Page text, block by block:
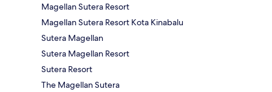
Magellan Sutera Resort
Magellan Sutera Resort Kota Kinabalu
Sutera Magellan
Sutera Magellan Resort
Sutera Resort
The Magellan Sutera